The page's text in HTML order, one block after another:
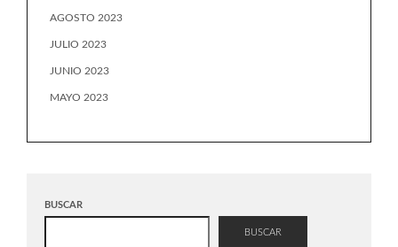
AGOSTO 2023
JULIO 2023
JUNIO 2023
MAYO 2023
BUSCAR
BUSCAR